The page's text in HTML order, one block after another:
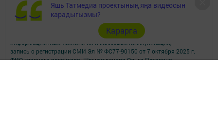
Яшь Татмедиа проектының яңа видеосын
карадыгызмы?
Карарга
коммуникациям.
Наименование СМИ: Алга (Вперед)
Сетевое издание зарегистрировано Федеральной службой по надзору
запись о регистрации СМИ Эл № ФС77-90150 от 7 октября 2025 г.
ФИО главного редактора: Шамсутдинова Ольга Петровна